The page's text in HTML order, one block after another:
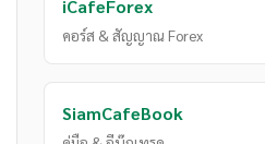
iCafeForex
คอร์ส & สัญญาณ Forex
SiamCafeBook